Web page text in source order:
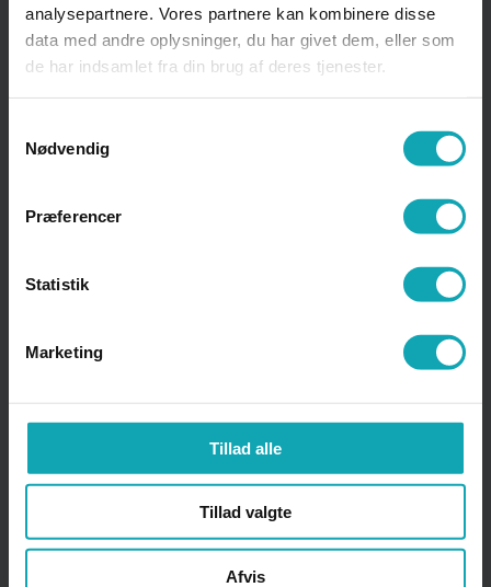
analysepartnere. Vores partnere kan kombinere disse
data med andre oplysninger, du har givet dem, eller som
de har indsamlet fra din brug af deres tjenester.
Nødvendig
Præferencer
Statistik
Marketing
Tillad alle
Tillad valgte
Afvis
Kontaktlærer HHX og EUD
Krænkende adfærd
M